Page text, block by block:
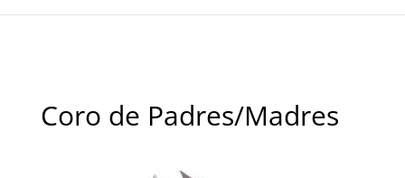
Coro de Padres/Madres